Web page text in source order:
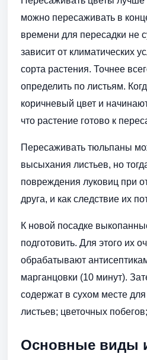
можно пересаживать в
времени для пересадки не
зависит от климатических
сорта растения. Точнее
определить по листьям.
коричневый цвет и
что растение готово к
Пересаживать тюльпаны
высыхания листьев, но
повреждения луковиц при
друга, и как следствие их
К новой посадке
подготовить. Для этого их
обрабатывают
марганцовки (10 минут).
содержат в сухом месте
листьев; цветочных
Основные виды